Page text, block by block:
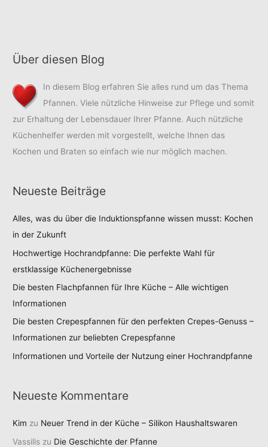
Über diesen Blog
In diesem Blog erfahren Sie alles rund um das Thema
Pfannen. Viele nützliche Hinweise zur Pflege und somit
zur Erhaltung der Lebensdauer Ihrer Pfanne. Auch nützliche
Küchenhelfer werden mit vorgestellt, welche Ihnen das
Kochen und Braten so einfach wie nur möglich machen.
Neueste Beiträge
Alles, was du über die Induktionspfanne wissen musst: Kochen
in der Zukunft
Hochwertige Hochrandpfanne: Die perfekte Wahl für
erstklassige Küchenergebnisse
Die besten Flachpfannen für Ihre Küche – Alle wichtigen
Informationen
Die besten Crepespfannen für den perfekten Crepes-Genuss –
Informationen zur beliebten Crepespfanne
Informationen und Vorteile der Nutzung einer Hochrandpfanne
Neueste Kommentare
Kim zu Neuer Trend in der Küche – Silikon Haushaltswaren
Vassilis zu Die Geschichte der Pfanne